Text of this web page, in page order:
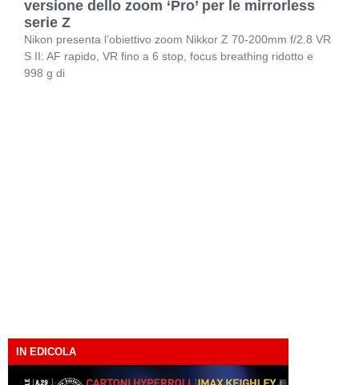
versione dello zoom ‘Pro’ per le mirrorless
serie Z
Nikon presenta l’obiettivo zoom Nikkor Z 70-200mm f/2.8 VR
S II: AF rapido, VR fino a 6 stop, focus breathing ridotto e
998 g di
IN EDICOLA